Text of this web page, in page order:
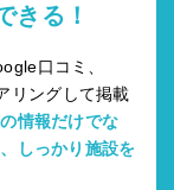
きる！
口コミ、
リングして掲載
情報だけでな
しっかり施設を